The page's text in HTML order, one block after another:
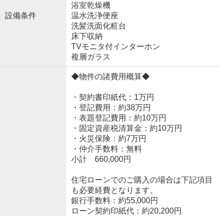
設備条件
浴室乾燥機
温水洗浄便座
洗髪洗面化粧台
床下収納
TVモニタ付インターホン
複層ガラス
◆物件の諸費用概算◆
・契約書印紙代：1万円
・登記費用：約38万円
・表題登記費用：約10万円
・固定資産税清算金：約10万円
・火災保険：約7万円
・仲介手数料：無料
小計 660,000円
住宅ローンでのご購入の場合は下記項目
も必要経費となります。
銀行手数料：約55,000円
ローン契約印紙代：約20,200円